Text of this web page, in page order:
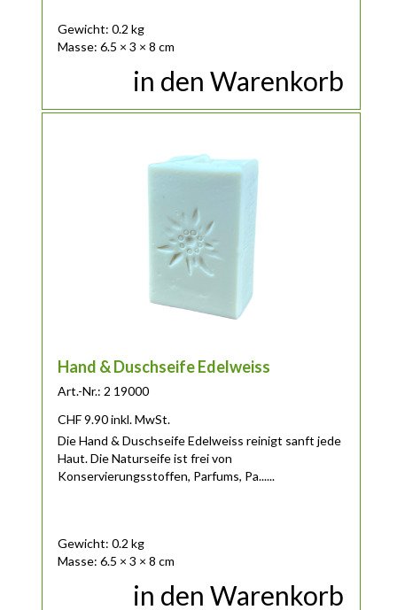
Gewicht: 0.2 kg
Masse: 6.5 × 3 × 8 cm
in den Warenkorb
Hand & Duschseife Edelweiss
Art.-Nr.: 2 19000
CHF9.90 inkl. MwSt.
Die Hand & Duschseife Edelweiss reinigt sanft jede
Haut. Die Naturseife ist frei von
Konservierungsstoffen, Parfums, Pa......
Gewicht: 0.2 kg
Masse: 6.5 × 3 × 8 cm
in den Warenkorb